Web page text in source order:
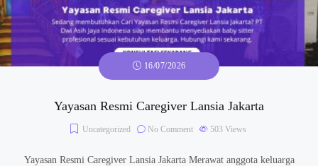
16/07/2026
Yayasan Resmi Caregiver Lansia Jakarta
Uncategorized No Comment 503 Views
Yayasan Resmi Caregiver Lansia Jakarta Merawat anggota keluarga